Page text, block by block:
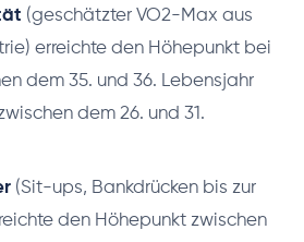
(geschätzter VO2-Max aus
erreichte den Höhepunkt bei
dem 35. und 36. Lebensjahr
dem 26. und 31.
(Sit-ups, Bankdrücken bis zur
den Höhepunkt zwischen